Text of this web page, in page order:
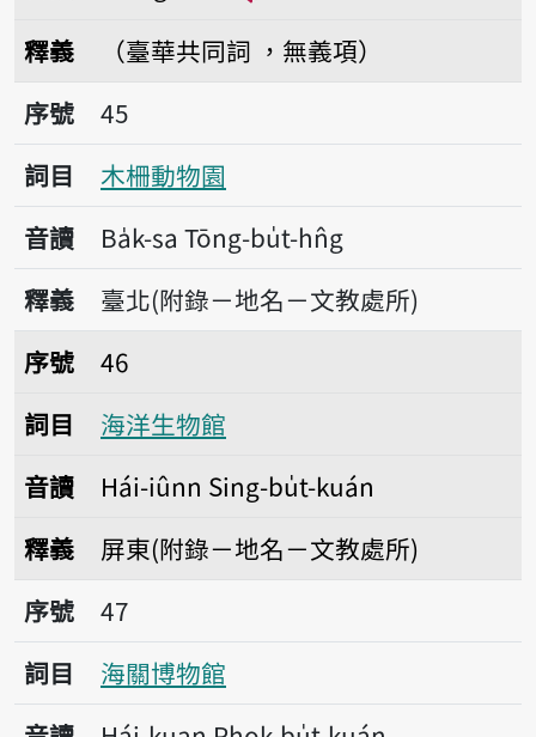
釋義
（臺華共同詞 ，無義項）
序號45木柵動物園
序號
45
詞目
木柵動物園
音讀
Ba̍k-sa Tōng-bu̍t-hn̂g
釋義
臺北(附錄－地名－文教處所)
序號46海洋生物館
序號
46
詞目
海洋生物館
音讀
Hái-iûnn Sing-bu̍t-kuán
釋義
屏東(附錄－地名－文教處所)
序號47海關博物館
序號
47
詞目
海關博物館